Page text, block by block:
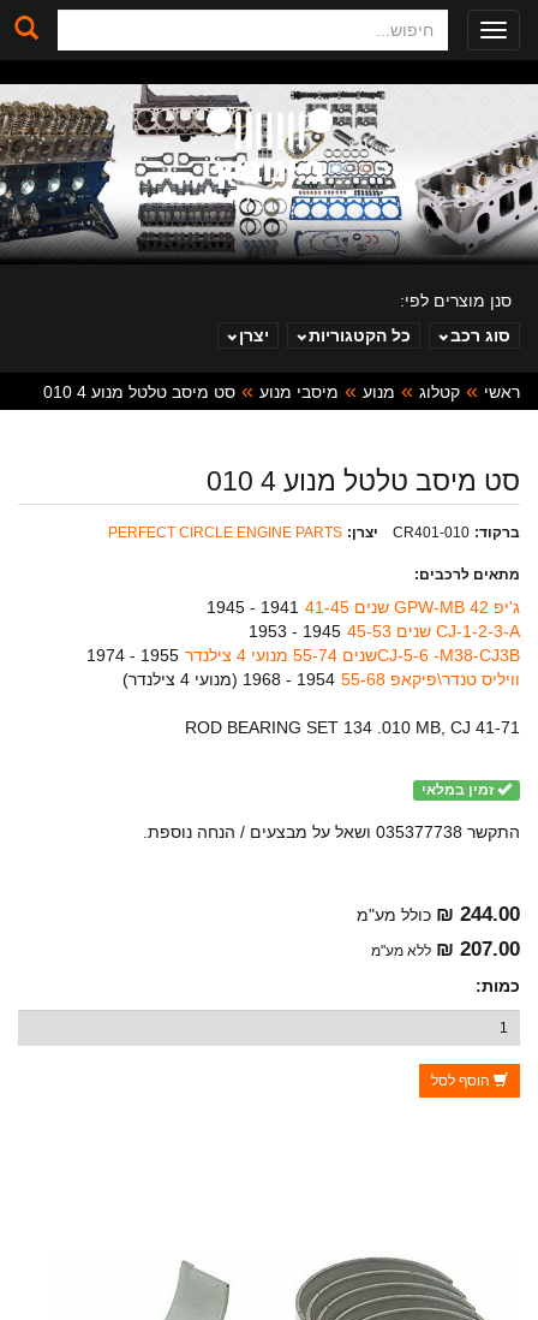
Toggle
navigation
ב. ינוביץ
סנן מוצרים לפי:
סוג רכב
כל הקטגוריות יצרן
ראשי קטלוג מנוע מיסבי מנוע סט מיסב טלטל מנוע 4 010
סט מיסב טלטל מנוע 4 010
ברקוד: CR401-010 יצרן: PERFECT CIRCLE ENGINE PARTS
מתאים לרכבים:
ג'יפ 42 GPW-MB שנים 41-45
1941 - 1945
CJ-1-2-3-A שנים 45-53
1945 - 1953
CJ-5-6 -M38-CJ3Bשנים 55-74 מנועי 4 צילנדר
1955 - 1974
וויליס טנדר\פיקאפ 55-68
1954 - 1968 ( מנועי 4 צילנדר )
ROD BEARING SET 134 .010 MB, CJ 41-71
זמין במלאי
התקשר 035377738 ושאל על מבצעים / הנחה נוספת.
244.00 ₪ כולל מע"מ
207.00 ₪ ללא מע"מ
כמות:
הוסף לסל